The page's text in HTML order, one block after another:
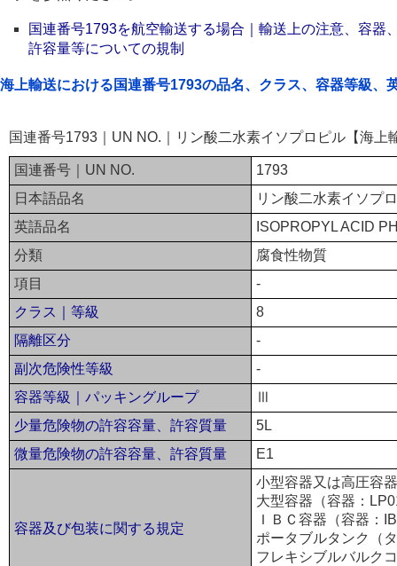
国連番号1793を航空輸送する場合｜輸送上の注意、容器
許容量等についての規制
海上輸送における国連番号1793の品名、クラス、容器等級、
国連番号1793｜UN NO.｜リン酸二水素イソプロピル【海上
国連番号｜UN NO.
1793
日本語品名
リン酸二水素イソプ
英語品名
ISOPROPYL ACID
分類
腐食性物質
項目
-
クラス｜等級
8
隔離区分
-
副次危険性等級
-
容器等級｜パッキングループ
Ⅲ
少量危険物の許容容量、許容質量
5L
微量危険物の許容容量、許容質量
E1
容器及び包装に関する規定
小型容器又は高圧容
大型容器（容器：
ＩＢＣ容器（容器：
ポータブルタンク（
フレキシブルバルク